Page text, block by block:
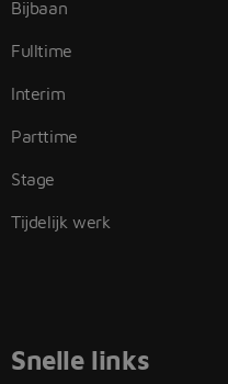
Bijbaan
Fulltime
Interim
Parttime
Stage
Tijdelijk werk
Snelle links